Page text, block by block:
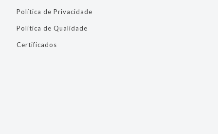
Política de Privacidade
Política de Qualidade
Certificados